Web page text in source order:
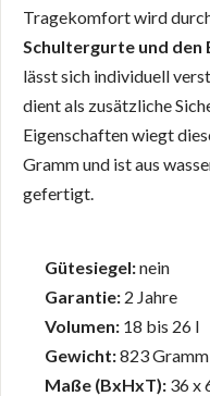
Tragekomfort wird
Schultergurte und
lässt sich individuell
dient als zusätzliche
Eigenschaften wiegt
Gramm und ist aus
gefertigt.
Gütesiegel:nein
Garantie: 2 Jahre
Volumen: 18 bis 26 l
Gewicht:823 Gramm
Maße (BxHxT): 36 x